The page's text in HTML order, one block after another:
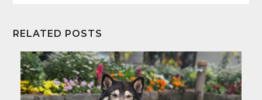
RELATED POSTS